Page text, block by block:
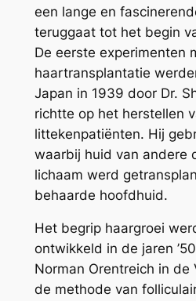
een lange en
teruggaat tot het begin
De eerste experimenten
haartransplantatie
Japan in 1939 door Dr.
richtte op het herstellen
littekenpatiënten. Hij
waarbij huid van andere
lichaam werd
behaarde hoofdhuid.
Het begrip haargroei
ontwikkeld in de jaren
Norman Orentreich in de
de methode van